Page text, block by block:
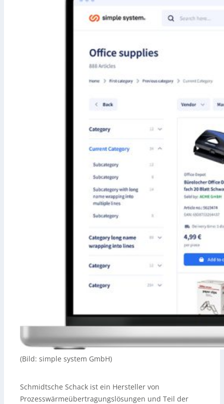
(Bild: simple system GmbH)
Schmidtsche Schack ist ein Hersteller von
Prozesswärmeübertragungslösungen und Teil der